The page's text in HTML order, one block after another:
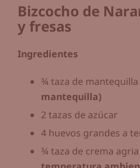
Bizcocho de
y fresas
Ingredientes
¾ taza de mantequilla
mantequilla)
2 tazas de azúcar
4 huevos grandes a
¾ taza de crema agria